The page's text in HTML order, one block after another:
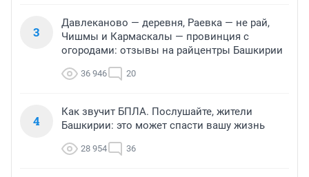
3
Давлеканово — деревня, Раевка — не рай,
Чишмы и Кармаскалы — провинция с
огородами: отзывы на райцентры Башкирии
36 946 20
4
Как звучит БПЛА. Послушайте, жители
Башкирии: это может спасти вашу жизнь
28 954 36